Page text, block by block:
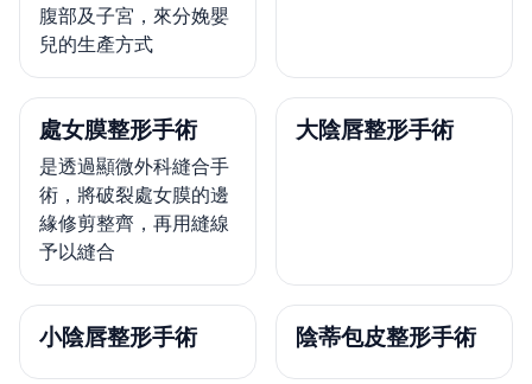
腹部及子宮，來分娩嬰
兒的生產方式
處女膜整形手術
是透過顯微外科縫合手
術，將破裂處女膜的邊
緣修剪整齊，再用縫線
予以縫合
大陰唇整形手術
小陰唇整形手術 陰蒂包皮整形手術